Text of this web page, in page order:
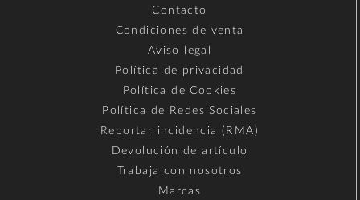
Contacto
Condiciones de venta
Aviso legal
Política de privacidad
Política de Cookies
Política de Redes Sociales
Reportar incidencia (RMA)
Devolución de artículo
Trabaja con nosotros
Marcas